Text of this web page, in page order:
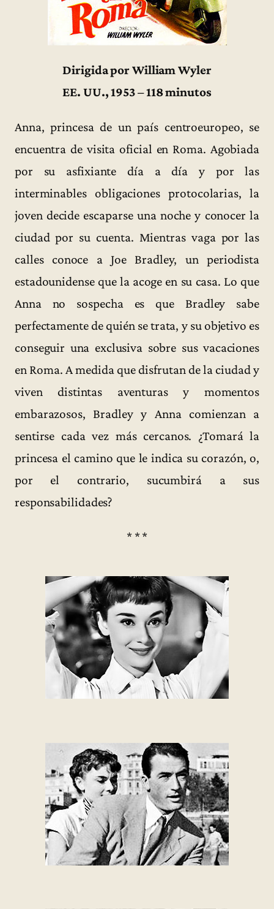
Dirigida por William Wyler
EE. UU., 1953 – 118 minutos
Anna, princesa de un país centroeuropeo, se
encuentra de visita oficial en Roma. Agobiada
por su asfixiante día a día y por las
interminables obligaciones protocolarias, la
joven decide escaparse una noche y conocer la
ciudad por su cuenta. Mientras vaga por las
calles conoce a Joe Bradley, un periodista
estadounidense que la acoge en su casa. Lo que
Anna no sospecha es que Bradley sabe
perfectamente de quién se trata, y su objetivo es
conseguir una exclusiva sobre sus vacaciones
en Roma. A medida que disfrutan de la ciudad y
viven distintas aventuras y momentos
embarazosos, Bradley y Anna comienzan a
sentirse cada vez más cercanos. ¿Tomará la
princesa el camino que le indica su corazón, o,
por el contrario, sucumbirá a sus
responsabilidades?
* * *